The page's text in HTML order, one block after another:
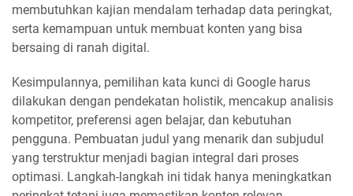
membutuhkan kajian mendalam terhadap data peringkat,
serta kemampuan untuk membuat konten yang bisa
bersaing di ranah digital.
Kesimpulannya, pemilihan kata kunci di Google harus
dilakukan dengan pendekatan holistik, mencakup analisis
kompetitor, preferensi agen belajar, dan kebutuhan
pengguna. Pembuatan judul yang menarik dan subjudul
yang terstruktur menjadi bagian integral dari proses
optimasi. Langkah-langkah ini tidak hanya meningkatkan